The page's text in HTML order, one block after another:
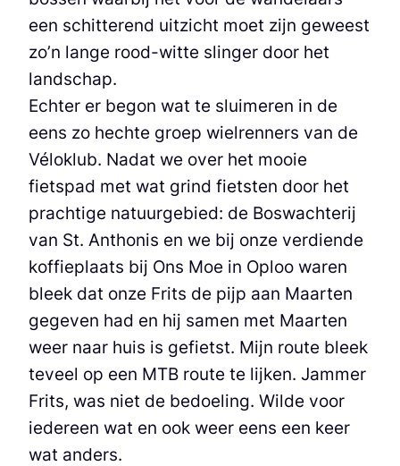
een schitterend uitzicht moet zijn geweest
zo’n lange rood-witte slinger door het
landschap.
Echter er begon wat te sluimeren in de
eens zo hechte groep wielrenners van de
Véloklub. Nadat we over het mooie
fietspad met wat grind fietsten door het
prachtige natuurgebied: de Boswachterij
van St. Anthonis en we bij onze verdiende
koffieplaats bij Ons Moe in Oploo waren
bleek dat onze Frits de pijp aan Maarten
gegeven had en hij samen met Maarten
weer naar huis is gefietst. Mijn route bleek
teveel op een MTB route te lijken. Jammer
Frits, was niet de bedoeling. Wilde voor
iedereen wat en ook weer eens een keer
wat anders.